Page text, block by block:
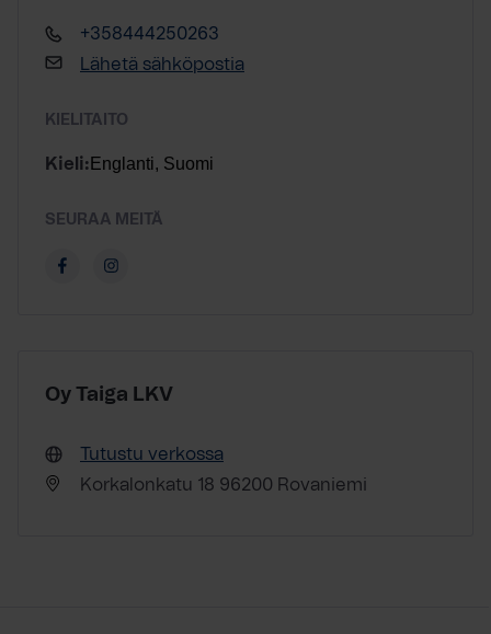
+358444250263
Lähetä sähköpostia
KIELITAITO
Kieli: Englanti, Suomi
SEURAA MEITÄ
Oy Taiga LKV
Tutustu verkossa
Korkalonkatu 18 96200 Rovaniemi